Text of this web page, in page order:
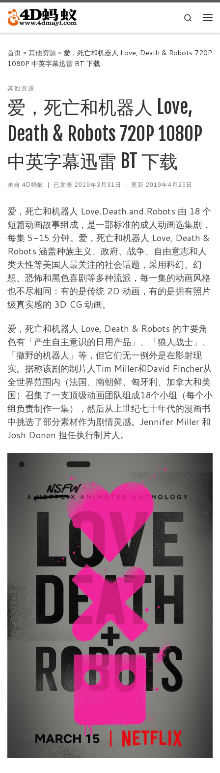
Skip to content
Search
首页» 其他资源» 爱，死亡和机器人 Love, Death & Robots 720P
1080P 中英字幕迅雷 BT 下载
其他资源
爱，死亡和机器人 Love,
Death & Robots 720P 1080P
中英字幕迅雷 BT 下载
来自 4D蚂蚁 | 已发表 2019年3月31日 - 更新2019年4月25日
爱，死亡和机器人 Love.Death.and.Robots 由 18 个
短篇动画故事组成，是一部标准的成人动画选集剧，
每集 5-15 分钟。爱，死亡和机器人 Love, Death &
Robots 涵盖种族主义、政府、战争、自由意志和人
类天性等美国人最关注的社会话题，采用科幻、幻
想、恐怖和黑色喜剧等多种流派，每一集的动画风格
也不尽相同：有的是传统 2D 动画，有的是拥有照片
级真实感的 3D CG 动画。
爱，死亡和机器人 Love, Death & Robots 的主要角
色有「产生自主意识的日用产品」、「狼人战士」、
「撒野的机器人」等，但它们无一例外是在影射现
实。据称该剧的制片人Tim Miller和David Fincher从
全世界范围内（法国、南朝鲜、匈牙利、加拿大和美
国）召集了一支顶级动画团队组成18个小组（每个小
组负责制作一集），然后从上世纪七十年代的漫画书
中挑选了部分素材作为剧情灵感。Jennifer Miller 和
Josh Donen 担任执行制片人。